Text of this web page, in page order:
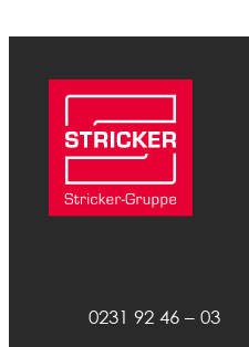
0231 92 46 – 03